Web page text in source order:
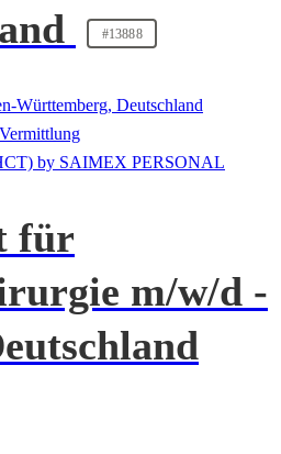
#13888
Württemberg, Deutschland
für
m/w/d -